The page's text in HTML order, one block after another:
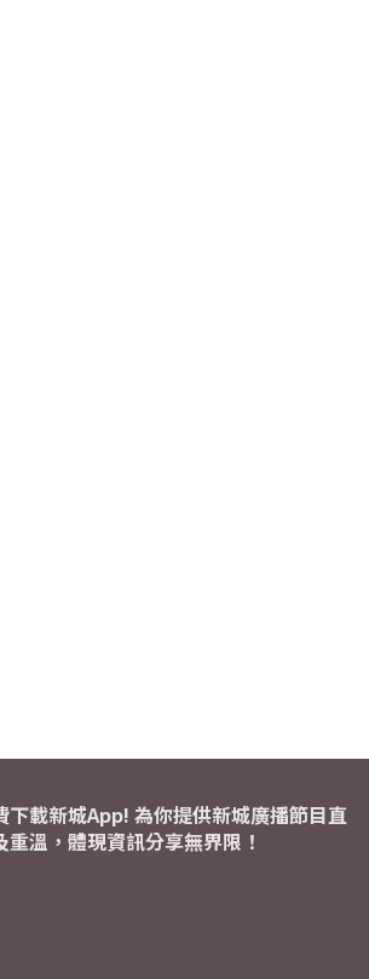
下載新城App! 為你提供新城廣播節目直
重溫，體現資訊分享無界限！